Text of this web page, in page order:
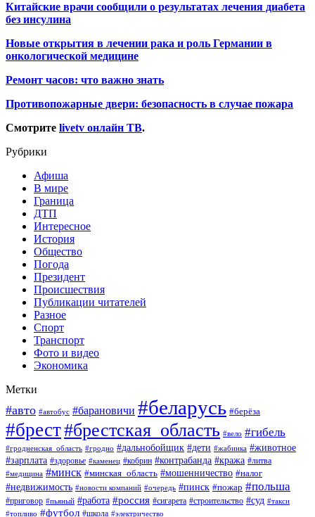
Китайские врачи сообщили о результатах лечения диабета
без инсулина
Новые открытия в лечении рака и роль Германии в
онкологической медицине
Ремонт часов: что важно знать
Противопожарные двери: безопасность в случае пожара
Смотрите livetv онлайн ТВ.
Рубрики
Афиша
В мире
Граница
ДТП
Интересное
История
Общество
Погода
Президент
Происшествия
Публикации читателей
Разное
Спорт
Транспорт
Фото и видео
Экономика
Метки
#авто #автобус #барановичи #беларусь #берёза
#брест#брестская_область #вело #гибель
#гродненская_область #гродно #дальнобойщик #дети #жабинка #животное
#зарплата #здоровье #каменец #кобрин #контрабанда #кража #литва
#медицина #минск #минская_область #мошенничество #налог
#недвижимость #новости компаний #очередь #пинск #пожар #польша
#приговор #пьяный #работа #россия #сигарета #строительство #суд #такси
#топливо #футбол #школа #электричество